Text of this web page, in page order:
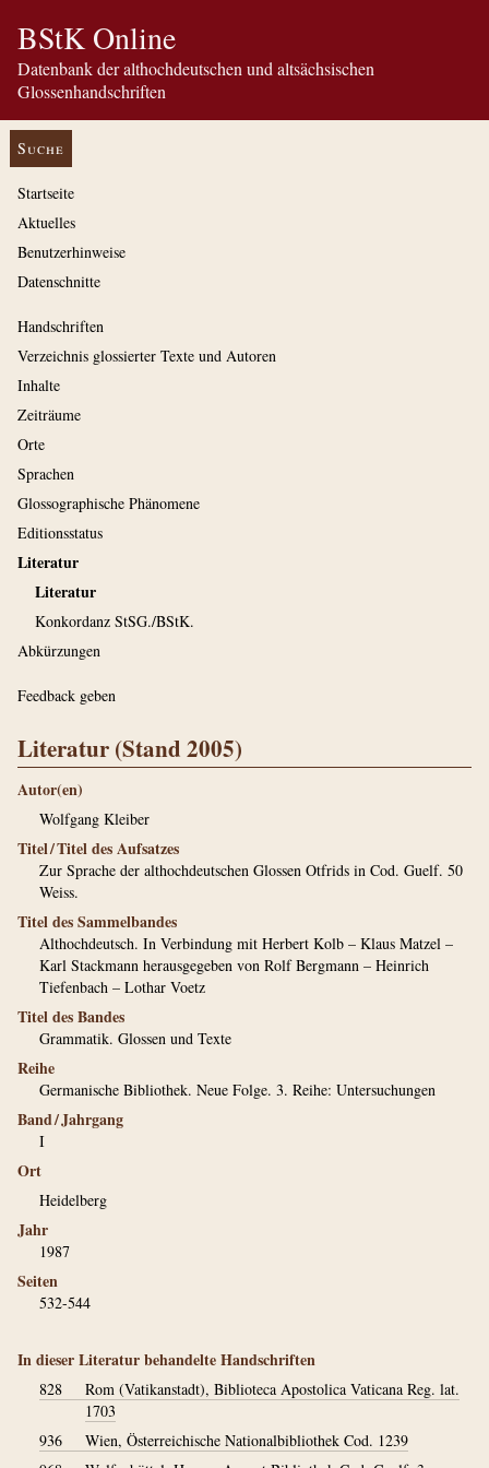
BStK Online
Datenbank der althochdeutschen und altsächsischen
Glossenhandschriften
Suche
Startseite
Aktuelles
Benutzerhinweise
Datenschnitte
Handschriften
Verzeichnis glossierter Texte und Autoren
Inhalte
Zeiträume
Orte
Sprachen
Glossographische Phänomene
Editionsstatus
Literatur
Literatur
Konkordanz StSG./BStK.
Abkürzungen
Feedback geben
Literatur (Stand 2005)
Autor(en)
Wolfgang Kleiber
Titel / Titel des Aufsatzes
Zur Sprache der althochdeutschen Glossen Otfrids in Cod. Guelf. 50
Weiss.
Titel des Sammelbandes
Althochdeutsch. In Verbindung mit Herbert Kolb – Klaus Matzel –
Karl Stackmann herausgegeben von Rolf Bergmann – Heinrich
Tiefenbach – Lothar Voetz
Titel des Bandes
Grammatik. Glossen und Texte
Reihe
Germanische Bibliothek. Neue Folge. 3. Reihe: Untersuchungen
Band / Jahrgang
I
Ort
Heidelberg
Jahr
1987
Seiten
532-544
In dieser Literatur behandelte Handschriften
828
Rom (Vatikanstadt), Biblioteca Apostolica Vaticana Reg. lat.
1703
936
Wien, Österreichische Nationalbibliothek Cod. 1239